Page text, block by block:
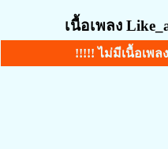
เนื้อเพลง
!!!!! ไม่มีเนื้อเพล